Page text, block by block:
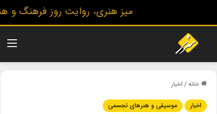
میز هنری، روایت روز فرهنگ و
خانه/اخبار
اخبار
موسیقی و هنرهای تجسمی